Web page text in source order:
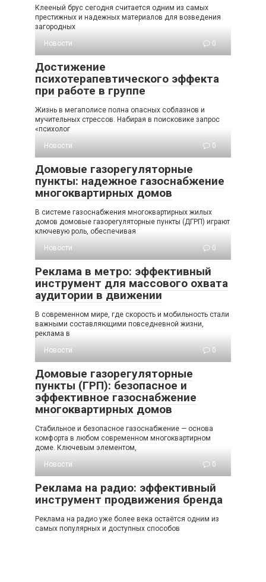
Клееный брус сегодня считается одним из самых
престижных и надежных материалов для возведения
загородных
Новости
0
Достижение
психотерапевтического эффекта
при работе в группе
Жизнь в мегаполисе полна опасных соблазнов и
мучительных стрессов. Набирая в поисковике запрос
«психолог
Новости
0
Домовые газорегуляторные
пункты: надежное газоснабжение
многоквартирных домов
В системе газоснабжения многоквартирных жилых
домов домовые газорегуляторные пункты (ДГРП) играют
ключевую роль, обеспечивая
Новости
0
Реклама в метро: эффективный
инструмент для массового охвата
аудитории в движении
В современном мире, где скорость и мобильность стали
важными составляющими повседневной жизни,
реклама в
Новости
0
Домовые газорегуляторные
пункты (ГРП): безопасное и
эффективное газоснабжение
многоквартирных домов
Стабильное и безопасное газоснабжение — основа
комфорта в любом современном многоквартирном
доме. Ключевым элементом,
Новости
0
Реклама на радио: эффективный
инструмент продвижения бренда
Реклама на радио уже более века остаётся одним из
самых популярных и доступных способов